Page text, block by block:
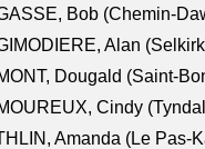
Bob (Chemin-
Alan
Dougald (Saint-
Cindy
Amanda (Le Pas-